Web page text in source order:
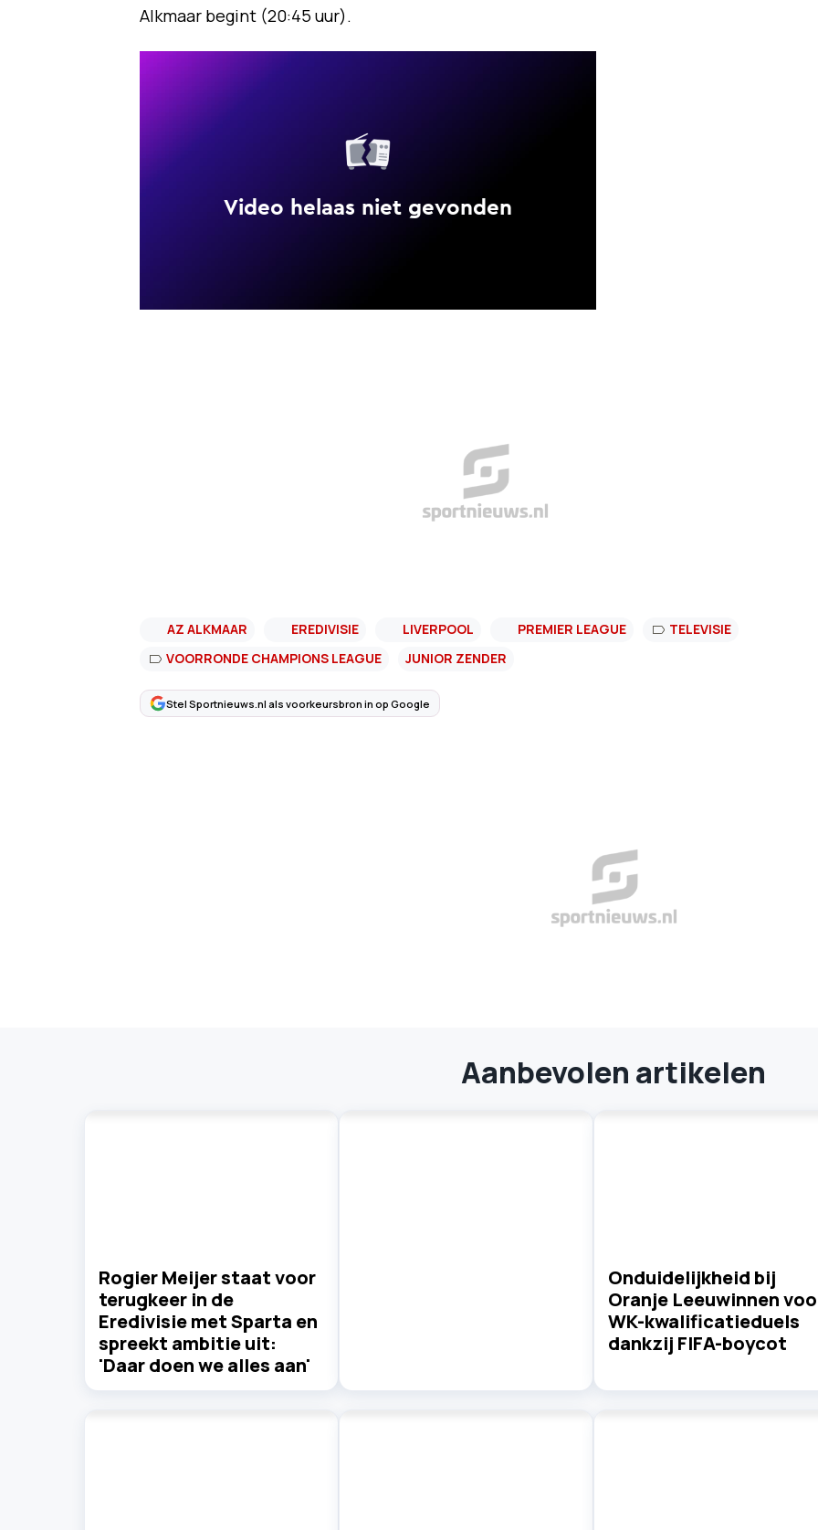
Alkmaar begint (20:45 uur).
AZ ALKMAAR EREDIVISIE LIVERPOOL PREMIER LEAGUE
TELEVISIE
VOORRONDE CHAMPIONS LEAGUE
JUNIOR ZENDER
Stel Sportnieuws.nl als voorkeursbron in op Google
Aanbevolen artikelen
Rogier Meijer staat voor
terugkeer in de
Eredivisie met Sparta en
spreekt ambitie uit:
'Daar doen we alles aan'
Onduidelijkheid bij
Oranje Leeuwinnen
WK-kwalificatieduels
dankzij FIFA-boycot